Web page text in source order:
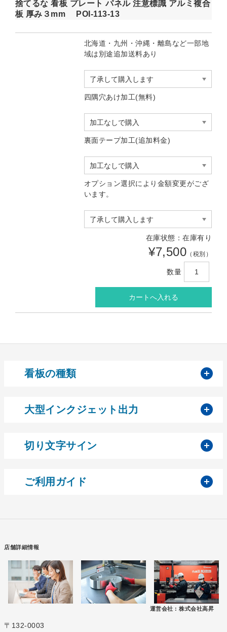
捨てるな 看板 プレート パネル 注意標識 アルミ複合
板 厚み３mm POI-113-13
北海道・九州・沖縄・離島など一部地
域は別途追加送料あり
四隅穴あけ加工(無料)
裏面テープ加工(追加料金)
オプション選択により金額変更がござ
います。
在庫状態：在庫有り
¥7,500 （税別）
数量
看板の種類
大型インクジェット出力
切り文字サイン
ご利用ガイド
店舗詳細情報
運営会社 : 株式会社高昇
〒132-0003